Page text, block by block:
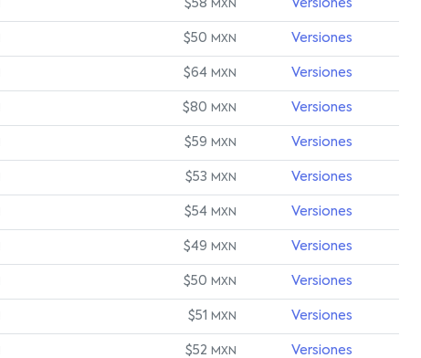
$58 MXN Versiones
$50 MXN Versiones
$64 MXN Versiones
$80 MXN Versiones
$59 MXN Versiones
$53 MXN Versiones
$54 MXN Versiones
$49 MXN Versiones
$50 MXN Versiones
$51 MXN Versiones
$52 MXN Versiones